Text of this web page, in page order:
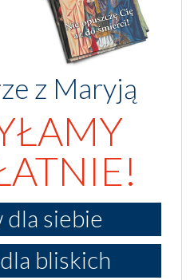
z Maryją
dla siebie
bliskich